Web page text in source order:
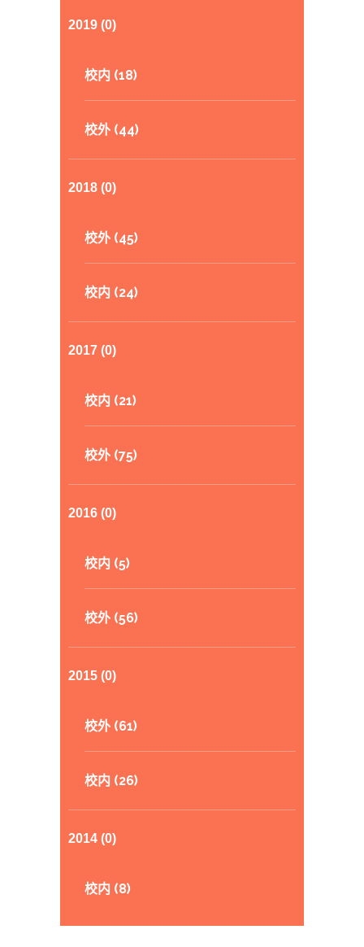
2019 (0)
校内 (18)
校外 (44)
2018 (0)
校外 (45)
校内 (24)
2017 (0)
校内 (21)
校外 (75)
2016 (0)
校内 (5)
校外 (56)
2015 (0)
校外 (61)
校内 (26)
2014 (0)
校内 (8)